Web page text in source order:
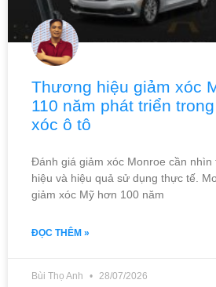
Thương hiệu giảm xóc
110 năm phát triển
xóc ô tô
Đánh giá giảm xóc Monroe cần
hiệu và hiệu quả sử dụng thực tế.
giảm xóc Mỹ hơn 100 năm
ĐỌC THÊM »
Bùi Thọ Anh 28/07/2026